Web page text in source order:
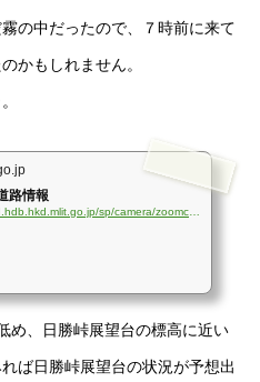
の中だったので、７時前に来て
かもしれません。
路情報
http://info-road.hdb.hkd.mlit.go.jp/sp/camera/zoomcamera.html?id=cctv_pop_1D40FE5D_20220319_1520.json
め、日勝峠展望台の標高に近い
ば日勝峠展望台の状況が予想出